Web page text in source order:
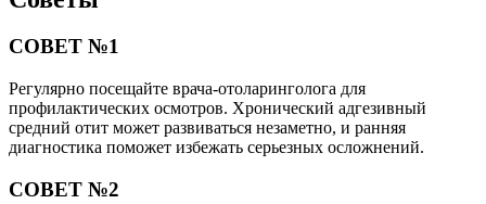
СОВЕТ №1
Регулярно посещайте врача-отоларинголога для
профилактических осмотров. Хронический адгезивный
средний отит может развиваться незаметно, и ранняя
диагностика поможет избежать серьезных осложнений.
СОВЕТ №2